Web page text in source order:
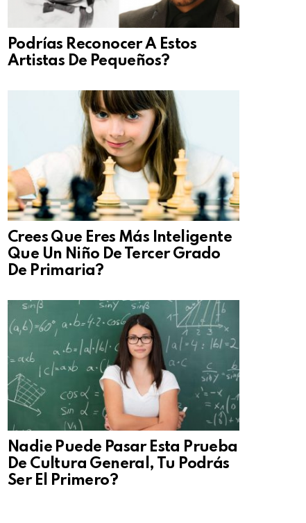
Podrías Reconocer A Estos
Artistas De Pequeños?
Crees Que Eres Más Inteligente
Que Un Niño De Tercer Grado
De Primaria?
Nadie Puede Pasar Esta Prueba
De Cultura General, Tu Podrás
Ser El Primero?